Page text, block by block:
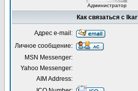
Администратор
Как связаться с Ikar
Адрес e-mail:
Личное сообщение:
MSN Messenger:
Yahoo Messenger:
AIM Address: